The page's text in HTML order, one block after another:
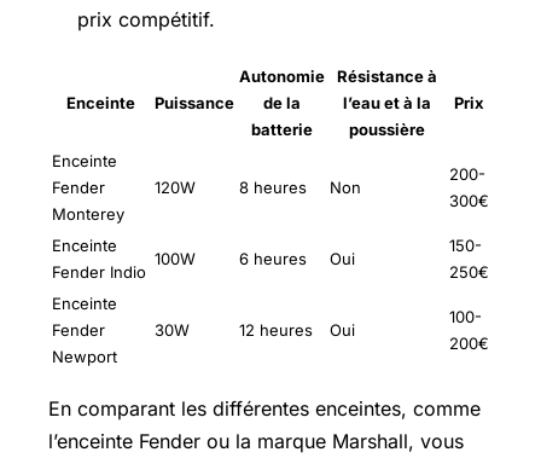
prix compétitif.
Enceinte Puissance
Autonomie
de la
batterie
Résistance à
l’eau et à la
poussière
Prix
Enceinte
Fender
Monterey
120W 8 heures Non
200-
300€
Enceinte
Fender Indio
100W 6 heures Oui
150-
250€
Enceinte
Fender
Newport
30W 12 heures Oui
100-
200€
En comparant les différentes enceintes, comme
l’enceinte Fender ou la marque Marshall, vous